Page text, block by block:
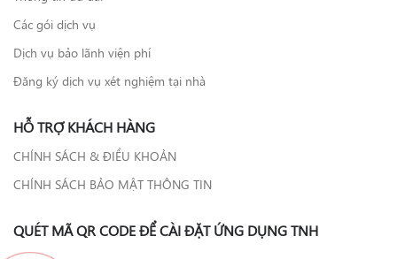
Các gói dịch vụ
Dịch vụ bảo lãnh viện phí
Đăng ký dịch vụ xét nghiệm tại nhà
HỖ TRỢ KHÁCH HÀNG
CHÍNH SÁCH & ĐIỀU KHOẢN
CHÍNH SÁCH BẢO MẬT THÔNG TIN
QUÉT MÃ QR CODE ĐỂ CÀI ĐẶT ỨNG DỤNG TNH